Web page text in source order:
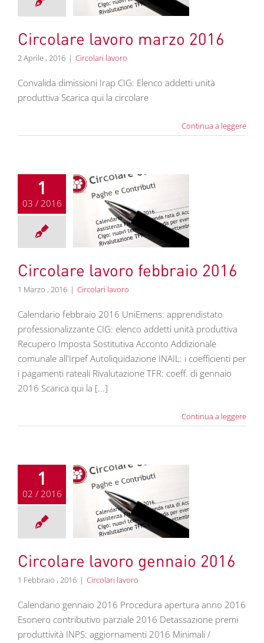
lavoro
Circolare lavoro marzo 2016
2 Aprile , 2016 | Circolari lavoro
Convalida dimissioni Irap CIG: Elenco addetti unità
produttiva Scarica qui la circolare
Continua a leggere
1
03 / 2016
lavoro
lavoro
Circolare lavoro febbraio 2016
1 Marzo , 2016 | Circolari lavoro
Calendario febbraio 2016 UniEmens: apprendistato
professionalizzante CIG: elenco addetti unità produttiva
Recupero Imposta Sostitutiva Acconto Addizionale
comunale all'Irpef Autoliquidazione INAIL: i coefficienti per
i pagamenti rateali Rivalutazione TFR: coeff. di gennaio
2016 Scarica qui la [...]
Continua a leggere
1
02 / 2016
lavoro
lavoro
Circolare lavoro gennaio 2016
1 Febbraio , 2016 | Circolari lavoro
Calendario gennaio 2016 Procedura apertura anno 2016
Esonero contributivo parziale 2016 Detassazione premi
produttività INPS: aggiornamenti 2016 Minimali /